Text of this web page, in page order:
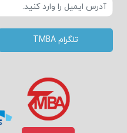
تلگرام TMBA